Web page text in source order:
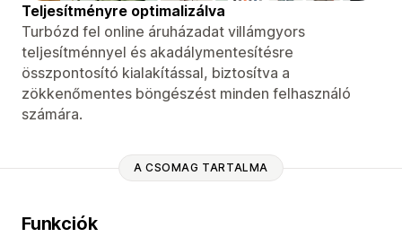
Teljesítményre optimalizálva
Turbózd fel online áruházadat villámgyors
teljesítménnyel és akadálymentesítésre
összpontosító kialakítással, biztosítva a
zökkenőmentes böngészést minden felhasználó
számára.
A CSOMAG TARTALMA
Funkciók